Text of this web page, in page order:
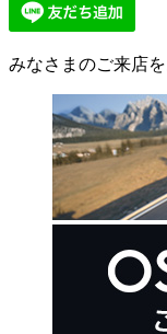
みなさまのご来店